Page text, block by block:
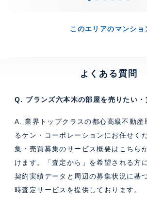
このエリアのマンショ
よくある質問
Q. ブランズ六本木の部屋を売りたい・
A. 業界トップクラスの都心高級不動産
るケン・コーポレーションにお任せく
集・売買募集のサービス概要はこちら
けます。「査定から」を希望される方
契約実績データと周辺の募集状況に基
時査定サービス を提供しております。